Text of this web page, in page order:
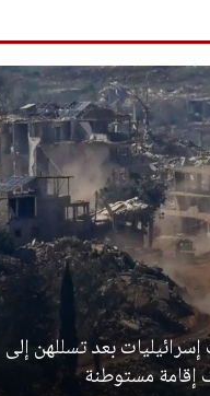
فتيات إسرائيليات بعد تسللهن إلى
إقامة مستوطنة